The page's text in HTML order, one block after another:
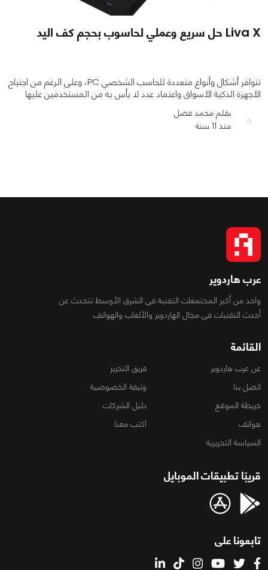
Liva X حل سريع وعملي لحاسوب بحجم كف اليد
تتوافر أشكال وأنواع متعددة للحاسب الشخصي PC، وعلى الرغم من اجتياح
الأجهزة الذكية الأسواق واعتماد عدد لا بأس به من المستخدمين عليها
بقلم محمد فضل
منذ 11 سنة
عرب هاردوير
واحد من أكبر المجتمعات التقنية فى الشرق الأوسط تتحدث عن
أحدث التقنيات فى مجال الهاردوير والألعاب والهواتف
القائمة
عن عرب هاردوير
فريق التحرير
اتصل بنا
وثيقة الخصوصية
خريطة الموقع
دليل الشركات
هواتف
اكتب معنا
السياسة التحريرية
قريبًا تطبيقات الموبايل
تابعونا على